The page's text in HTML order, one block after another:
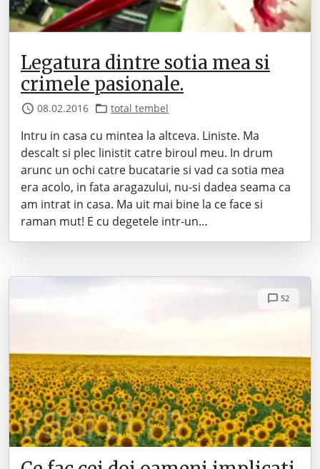
Legatura dintre sotia mea si
crimele pasionale.
08.02.2016 total tembel
Intru in casa cu mintea la altceva. Liniste. Ma
descalt si plec linistit catre biroul meu. In drum
arunc un ochi catre bucatarie si vad ca sotia mea
era acolo, in fata aragazului, nu-si dadea seama ca
am intrat in casa. Ma uit mai bine la ce face si
raman mut! E cu degetele intr-un…
52